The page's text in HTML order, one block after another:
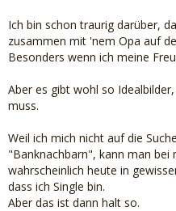
Ich bin schon traurig darüber,
zusammen mit 'nem Opa auf
Besonders wenn ich meine
Aber es gibt wohl so
muss.
Weil ich mich nicht auf die
"Banknachbarn", kann man bei
wahrscheinlich heute in
dass ich Single bin.
Aber das ist dann halt so.